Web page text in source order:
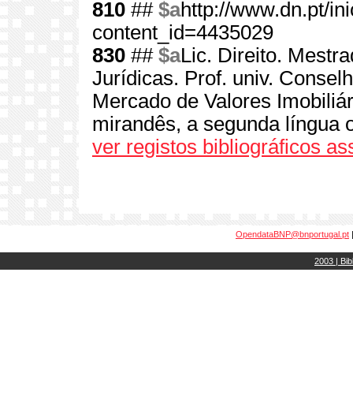
810 ## $ahttp://www.dn.pt/
content_id=4435029
830 ## $aLic. Direito.
Jurídicas. Prof. univ.
Mercado de Valores
mirandês, a segunda língua
ver registos bibliográficos
OpendataBNP@bnportugal.pt
2003 |